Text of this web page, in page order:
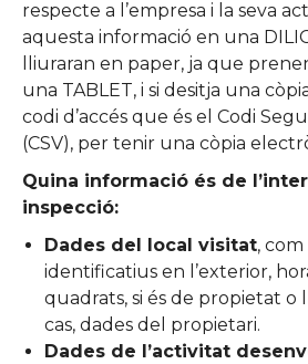
respecte a l’empresa i la seva
aquesta informació en una
lliuraran en paper, ja que
una TABLET, i si desitja una
codi d’accés que és el Codi
(CSV), per tenir una còpia
Quina informació és de
inspecció:
Dades del local visitat,
identificatius en l’exterior,
quadrats, si és de propietat o
cas, dades del propietari.
Dades de l’activitat